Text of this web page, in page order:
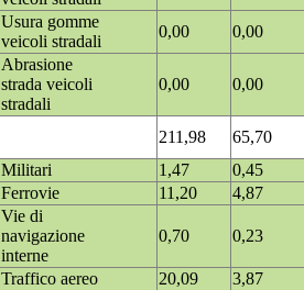
Usura gomme
veicoli stradali
0,00
0,00
Abrasione
strada veicoli
stradali
0,00 0,00
211,98
65,70
Militari
1,47
0,45
Ferrovie
11,20
4,87
Vie di
navigazione
interne
0,70 0,23
Traffico aereo 20,09
3,87